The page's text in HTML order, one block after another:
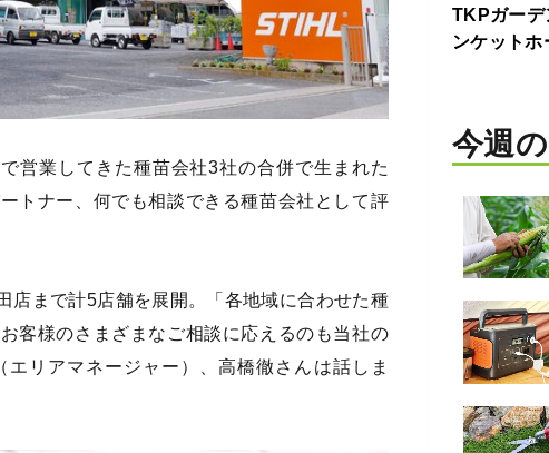
営業してきた種苗会社3社の合併で生まれた
トナー、何でも相談できる種苗会社として評
店まで計5店舗を展開。「各地域に合わせた種
客様のさまざまなご相談に応えるのも当社の
リアマネージャー）、高橋徹さんは話しま
TKPガーデ
ンケットホ
今週